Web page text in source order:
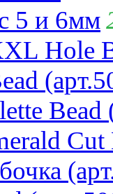
5 и 6мм
Hole
Bead
Cut